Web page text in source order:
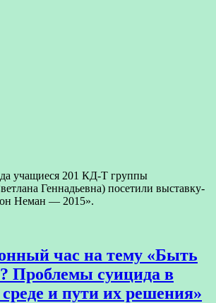
учащиеся 201 КД-Т группы
Геннадьевна) посетили выставку-
Неман — 2015».
час на тему «Быть
Проблемы суицида в
и пути их решения»